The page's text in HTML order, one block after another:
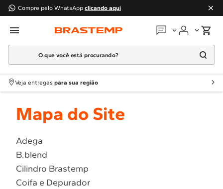
Compre pelo WhatsApp clicando aqui
Em que podemos
Atendimento Brastemp
O que você está procurando?
Termos mais buscados
1º Geladeira
2
Fogao
4 º Lava Louça
5 º Cooktop
6º Microondas Brastemp
7º Forno
Veja entregas para sua região
Mapa do Site
Adega
B.blend
Cilindro Brastemp
Coifa e Depurador